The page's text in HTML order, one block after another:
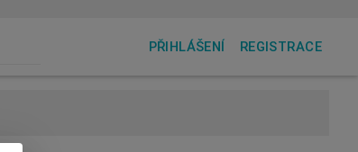
PŘIHLÁŠENÍ REGISTRACE